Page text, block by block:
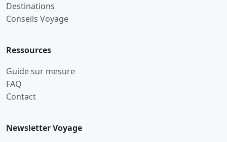
Destinations
Conseils Voyage
Ressources
Guide sur mesure
FAQ
Contact
Newsletter Voyage